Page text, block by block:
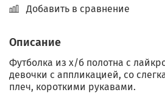
Добавить в сравнение
Описание
Футболка из х/б полотна с
девочки с аппликацией, со
плеч, короткими рукавами.